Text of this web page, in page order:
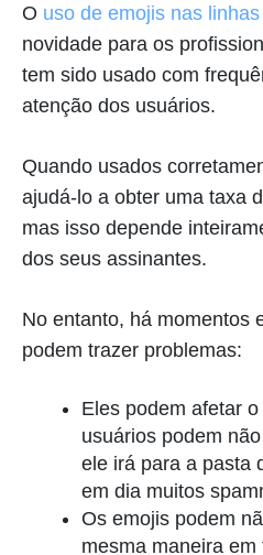
O uso de emojis nas
novidade para os
tem sido usado com
atenção dos usuários.
Quando usados
ajudá-lo a obter uma taxa
mas isso depende
dos seus assinantes.
No entanto, há momentos
podem trazer problemas:
Eles podem afetar
usuários podem
ele irá para a pasta
em dia muitos
Os emojis podem
mesma maneira